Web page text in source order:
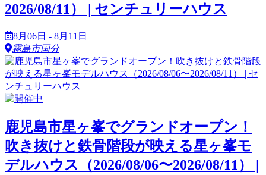
2026/08/11） | センチュリーハウス
8月06日 - 8月11日
霧島市国分
鹿児島市星ヶ峯でグランドオープン！
吹き抜けと鉄骨階段が映える星ヶ峯モ
デルハウス（2026/08/06〜2026/08/11） |